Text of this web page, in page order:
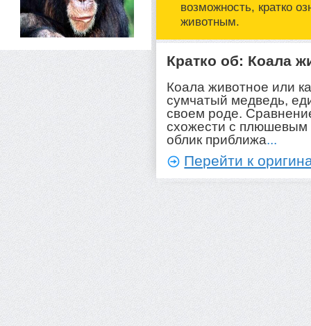
возможность, кратко
животным.
Кратко об: Коала
Коала животное или
сумчатый медведь,
своем роде.
схожести с плюшевым
облик приближа...
Перейти к